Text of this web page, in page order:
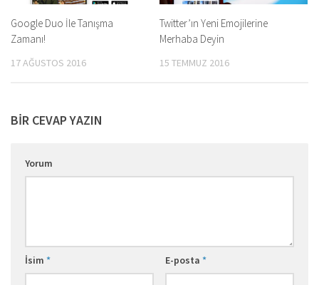
Google Duo İle Tanışma
Zamanı!
17 AĞUSTOS 2016
Twitter’ın Yeni Emojilerine
Merhaba Deyin
15 TEMMUZ 2016
BIR CEVAP YAZIN
Yorum
İsim * E-posta *